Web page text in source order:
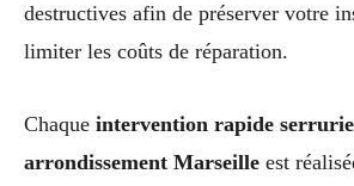
destructives afin de préserver votre
limiter les coûts de réparation.
Chaque intervention rapide
arrondissement Marseille est